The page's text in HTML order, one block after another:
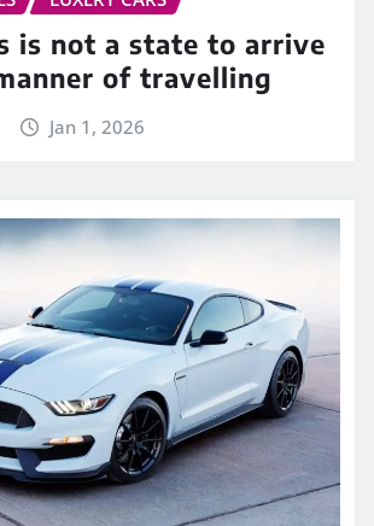
is not a state to arrive
of travelling
Jan 1, 2026